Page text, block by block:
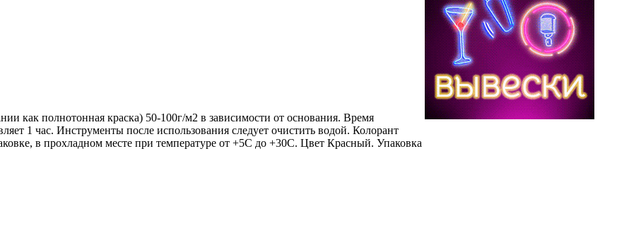
как полнотонная краска) 50-100г/м2 в зависимости от основания. Время
1 час. Инструменты после использования следует очистить водой. Колорант
в прохладном месте при температуре от +5С до +30С. Цвет Красный. Упаковка